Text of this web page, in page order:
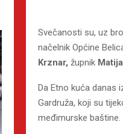
Svečanosti su, uz
načelnik Općine
Krznar, župnik
Da Etno kuća danas
Gardruža, koji su
međimurske baštine.